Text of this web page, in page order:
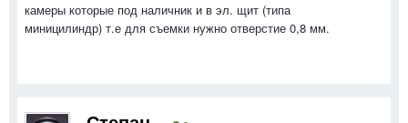
камеры которые под наличник и в эл. щит (типа
миницилиндр) т.е для съемки нужно отверстие 0,8 мм.